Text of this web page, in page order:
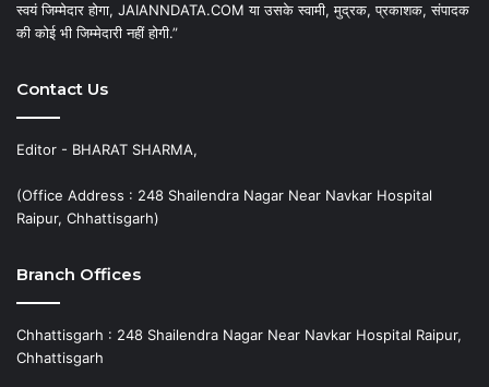
स्वयं जिम्मेदार होगा, JAIANNDATA.COM या उसके स्वामी, मुद्रक, प्रकाशक, संपादक
की कोई भी जिम्मेदारी नहीं होगी.”
Contact Us
Editor - BHARAT SHARMA,
(Office Address : 248 Shailendra Nagar Near Navkar Hospital
Raipur, Chhattisgarh)
Branch Offices
Chhattisgarh : 248 Shailendra Nagar Near Navkar Hospital Raipur,
Chhattisgarh